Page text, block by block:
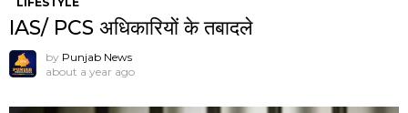
IAS/ PCS अधिकारियों के तबादले
by Punjab News
about a year ago